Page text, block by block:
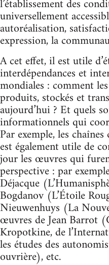
l’établissement des
universellement
autoréalisation,
expression, la
A cet effet, il est utile
interdépendances et
mondiales : comment
produits, stockés et
aujourd’hui ? Et quels
informationnels qui
Par exemple, les
est également utile de
jour les œuvres qui
perspective : par
Déjacque
Bogdanov (L’Étoile
Nieuwenhuys (La
œuvres de Jean Barrot
Kropotkine, de
les études des
ouvrière), etc.